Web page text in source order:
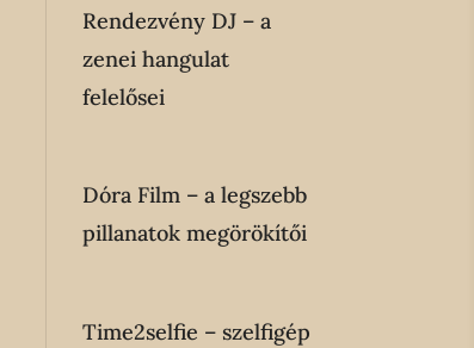
Rendezvény DJ – a
zenei hangulat
felelősei
Dóra Film – a legszebb
pillanatok megörökítői
Time2selfie – szelfigép